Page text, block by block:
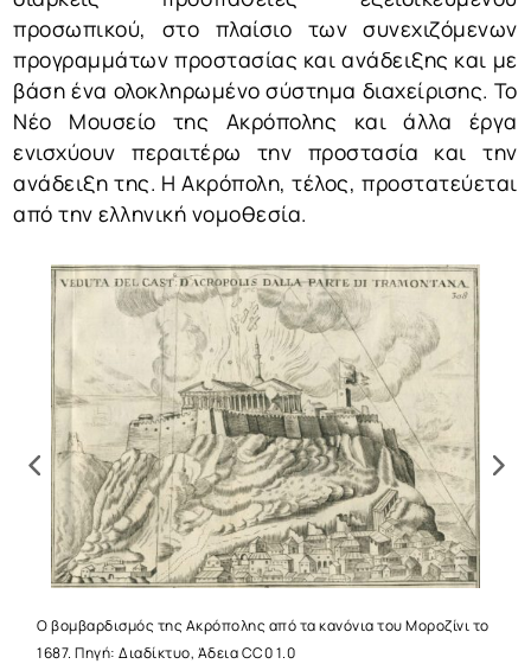
προσωπικού, στο πλαίσιο των συνεχιζόμενων
προγραμμάτων προστασίας και ανάδειξης και με
βάση ένα ολοκληρωμένο σύστημα διαχείρισης. Το
Νέο Μουσείο της Ακρόπολης και άλλα έργα
ενισχύουν περαιτέρω την προστασία και την
ανάδειξη της. Η Ακρόπολη, τέλος, προστατεύεται
από την ελληνική νομοθεσία.
Ο βομβαρδισμός της Ακρόπολης από τα κανόνια του Μοροζίνι το
1687. Πηγή: Διαδίκτυο, Άδεια CC0 1.0